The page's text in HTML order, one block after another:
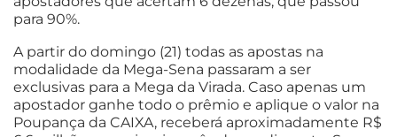
para 90%.
A partir do domingo (21) todas as apostas na
modalidade da Mega-Sena passaram a ser
exclusivas para a Mega da Virada. Caso apenas um
apostador ganhe todo o prêmio e aplique o valor na
Poupança da CAIXA, receberá aproximadamente R$